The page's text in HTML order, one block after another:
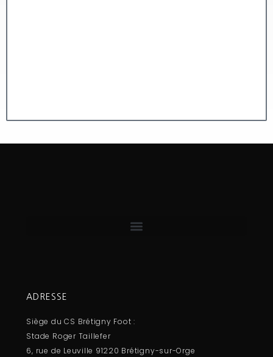
ADRESSE
Siège du CS Brétigny Foot :
Stade Roger Taillefer
6, rue de Leuville 91220 Brétigny-sur-Orge